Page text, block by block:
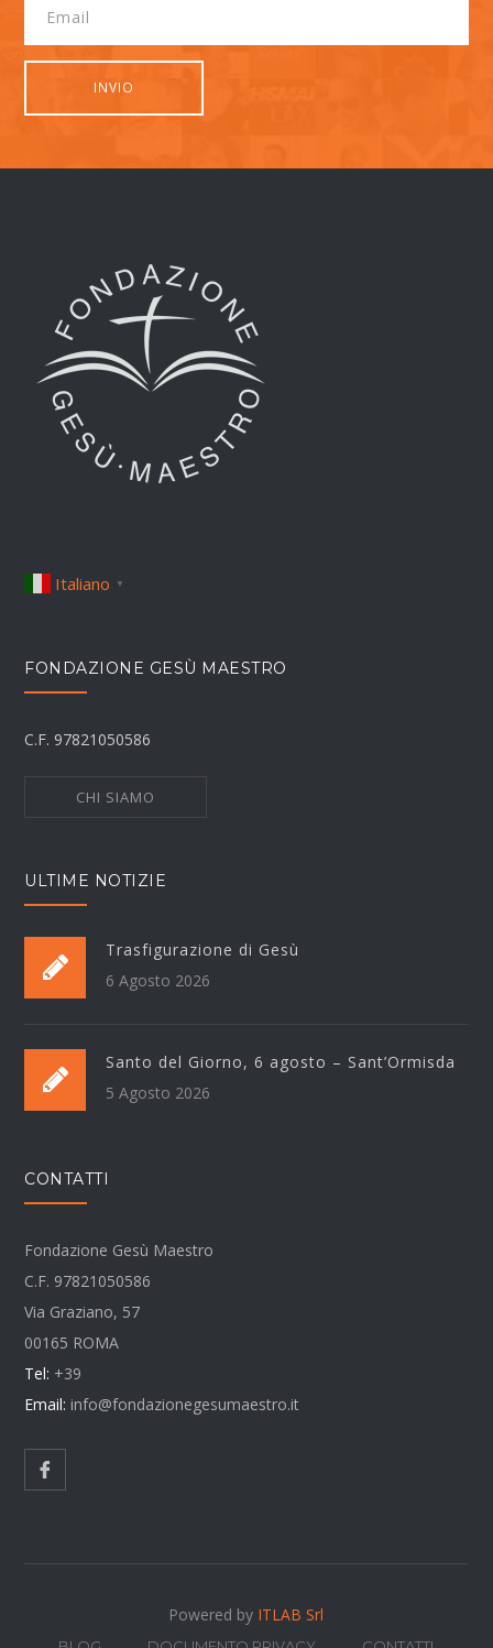
Italiano ▼
FONDAZIONE GESÙ MAESTRO
C.F. 97821050586
CHI SIAMO
ULTIME NOTIZIE
Trasfigurazione di Gesù
6 Agosto 2026
Santo del Giorno, 6 agosto – Sant’Ormisda
5 Agosto 2026
CONTATTI
Fondazione Gesù Maestro
C.F. 97821050586
Via Graziano, 57
00165 ROMA
Tel: +39
Email: info@fondazionegesumaestro.it
Powered by ITLAB Srl